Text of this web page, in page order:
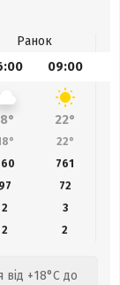
Ранок
09:00
22°
22°
761
97 72
2
3
2 2
+18°C до